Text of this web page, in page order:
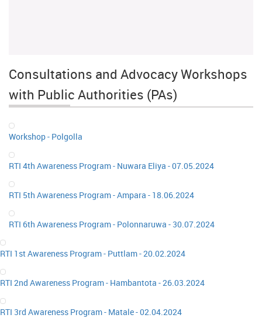
Consultations and Advocacy Workshops
with Public Authorities (PAs)
Workshop - Polgolla
RTI 4th Awareness Program - Nuwara Eliya - 07.05.2024
RTI 5th Awareness Program - Ampara - 18.06.2024
RTI 6th Awareness Program - Polonnaruwa - 30.07.2024
RTI 1st Awareness Program - Puttlam - 20.02.2024
RTI 2nd Awareness Program - Hambantota - 26.03.2024
RTI 3rd Awareness Program - Matale - 02.04.2024